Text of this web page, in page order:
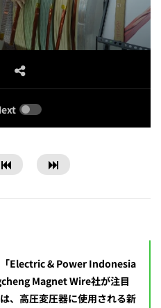
Electric & Power Indonesia
Magnet Wire社が注目
、高圧変圧器に使用される新